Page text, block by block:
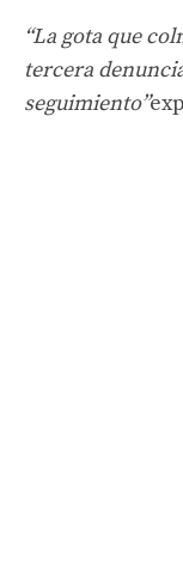
“La gota que
tercera
seguimiento”